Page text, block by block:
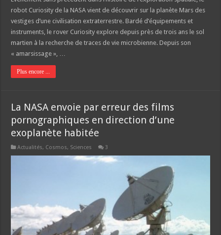
robot Curiosity de la NASA vient de découvrir sur la planète Mars des
vestiges d’une civilisation extraterrestre. Bardé d’équipements et
instruments, le rover Curiosity explore depuis près de trois ans le sol
martien à la recherche de traces de vie microbienne. Depuis son
« amarsissage », …
Plus encore ...
La NASA envoie par erreur des films
pornographiques en direction d’une
exoplanète habitée
Actualités, Cosmos, Sciences 3